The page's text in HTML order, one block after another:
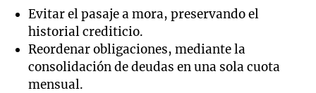
Evitar el pasaje a mora, preservando el
historial crediticio.
Reordenar obligaciones, mediante la
consolidación de deudas en una sola cuota
mensual.